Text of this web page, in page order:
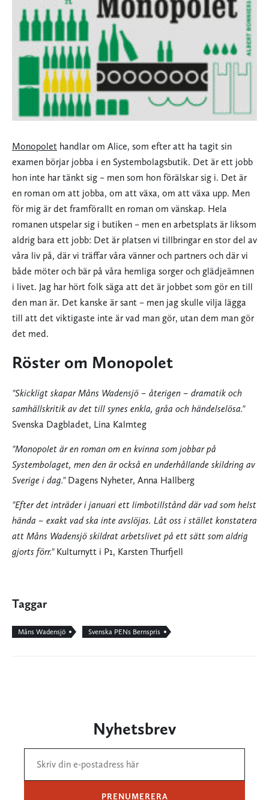
Monopolet handlar om Alice, som efter att ha tagit sin
examen börjar jobba i en Systembolagsbutik. Det är ett jobb
hon inte har tänkt sig – men som hon förälskar sig i. Det är
en roman om att jobba, om att växa, om att växa upp. Men
för mig är det framförallt en roman om vänskap. Hela
romanen utspelar sig i butiken – men en arbetsplats är liksom
aldrig bara ett jobb: Det är platsen vi tillbringar en stor del av
våra liv på, där vi träffar våra vänner och partners och där vi
både möter och bär på våra hemliga sorger och glädjeämnen
i livet. Jag har hört folk säga att det är jobbet som gör en till
den man är. Det kanske är sant – men jag skulle vilja lägga
till att det viktigaste inte är vad man gör, utan dem man gör
det med.
Röster om Monopolet
"Skickligt skapar Måns Wadensjö – återigen – dramatik och
samhällskritik av det till synes enkla, gråa och händelselösa."
Svenska Dagbladet, Lina Kalmteg
"Monopolet är en roman om en kvinna som jobbar på
Systembolaget, men den är också en underhållande skildring av
Sverige i dag."Dagens Nyheter, Anna Hallberg
"Efter det inträder i januari ett limbotillstånd där vad som helst
hända – exakt vad ska inte avslöjas. Låt oss i stället konstatera
att Måns Wadensjö skildrat arbetslivet på ett sätt som aldrig
gjorts förr."Kulturnytt i P1, Karsten Thurfjell
Taggar
Måns Wadensjö Svenska PENs Bernspris
Nyhetsbrev
PRENUMERERA